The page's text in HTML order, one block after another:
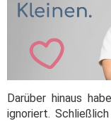
Darüber hinaus
ignoriert.